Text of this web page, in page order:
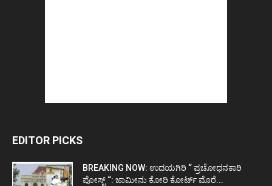
EDITOR PICKS
BREAKING NOW: ಉದಯಗಿರಿ “ ಪ್ರಚೋಧನಕಾರಿ
ಪೋಸ್ಟ್‌ “: ಜಾಮೀನು ಕೋರಿ ಕೋರ್ಟ್‌ ಮೊರೆ...